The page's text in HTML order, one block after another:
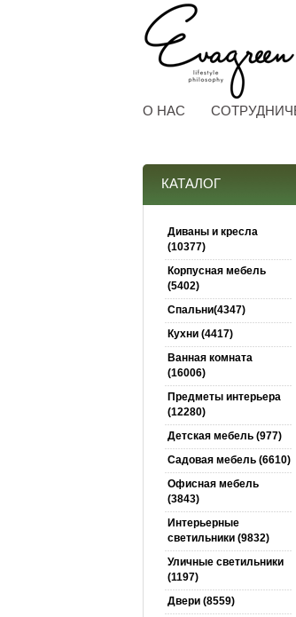
О НАС
КАТАЛОГ
Диваны и кресла
(10377)
Корпусная мебель
(5402)
Спальни(4347)
Кухни (4417)
Ванная комната
(16006)
Предметы интерьера
(12280)
Детская мебель (977)
Садовая мебель (6610)
Офисная мебель
(3843)
Интерьерные
светильники (9832)
Уличные светильники
(1197)
Двери (8559)